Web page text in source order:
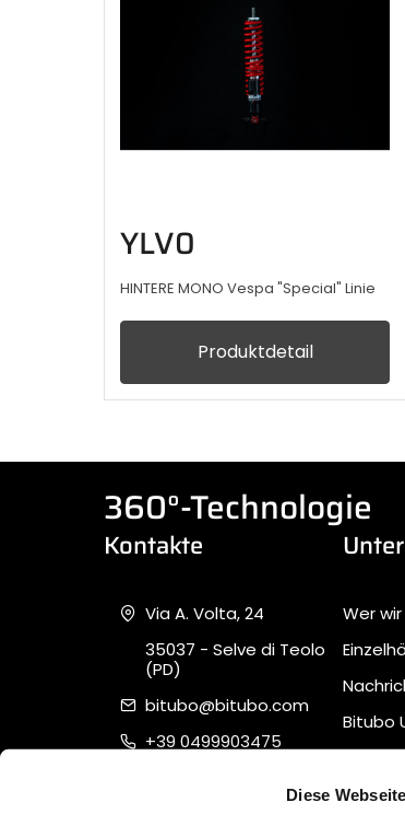
Diese
YLV0
HINTERE MONO Vespa "Special" Linie
Produktdetail
360°-Technologie
Kontakte
Via A. Volta, 24
35037 - Selve di Teolo
(PD)
bitubo@bitubo.com
+39 0499903475
Wer wir
Bitubo